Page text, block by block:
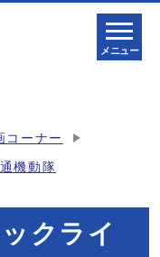
メニュー
コーナー
機動隊
クライ